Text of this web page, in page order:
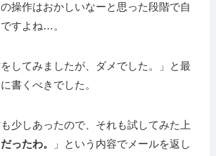
操作はおかしいなーと思った段階で自
すよね…。
をしてみましたが、ダメでした。」と最
書くべきでした。
少しあったので、それも試してみた上
ったわ。
」という内容でメールを返し